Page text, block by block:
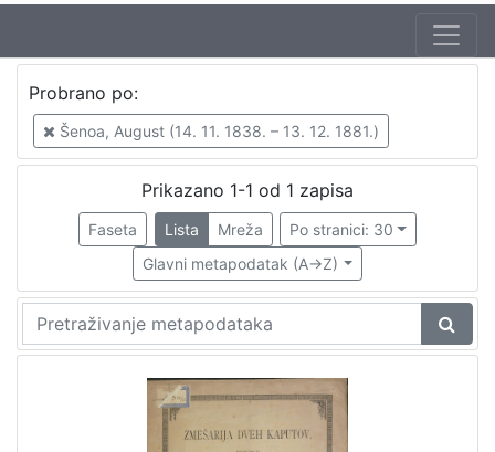
Jezik
hrvatski
cjelina
Zagreb na pragu modernog doba
Probrano po:
Šenoa, August (14. 11. 1838. – 13. 12. 1881.)
Prikazano 1-1 od 1 zapisa
Faseta Lista Mreža
Po stranici: 30
Glavni metapodatak (A->Z)